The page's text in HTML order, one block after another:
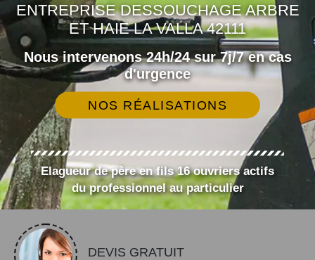
ENTREPRISE DESSOUCHAGE ARBRE
ET HAIE LA VALLA 42111
Nous intervenons 24h/24 sur 7j/7 en cas
d'urgence
NOS RÉALISATIONS
Elagueur de père en fils 16 ouvriers actifs
du professionnel au particulier
DEVIS GRATUIT